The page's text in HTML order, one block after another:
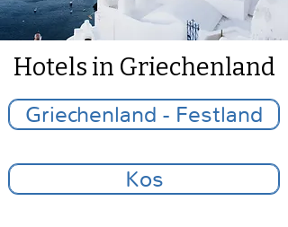
​Hotels in Griechenland
Griechenland - Festland
Kos